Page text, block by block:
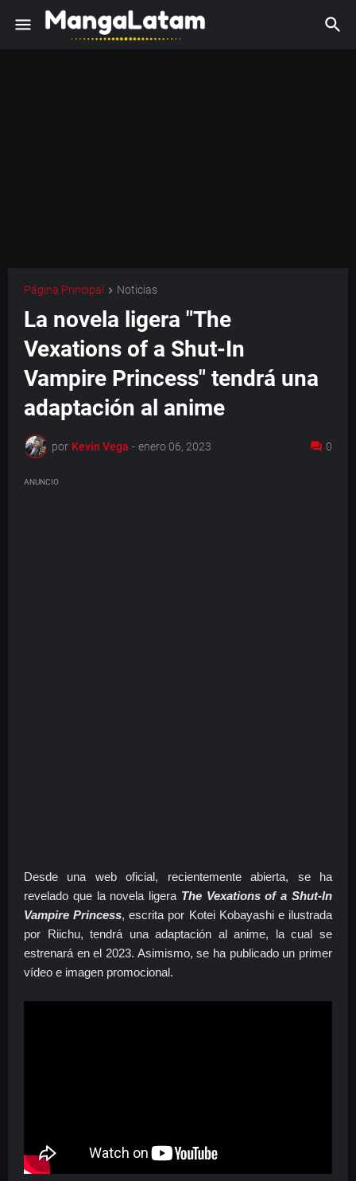
Página Principal Noticias
La novela ligera "The
Vexations of a Shut-In
Vampire Princess" tendrá una
adaptación al anime
por Kevin Vega - enero 06, 2023 0
ANUNCIO
Desde una web oficial, recientemente abierta, se ha
revelado que la novela ligera The Vexations of a Shut-In
Vampire Princess, escrita por Kotei Kobayashi e ilustrada
por Riichu, tendrá una adaptación al anime, la cual se
estrenará en el 2023. Asimismo, se ha publicado un primer
vídeo e imagen promocional.